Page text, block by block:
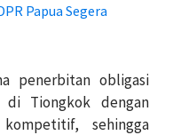
Papua Segera
penerbitan obligasi
Tiongkok dengan
sehingga